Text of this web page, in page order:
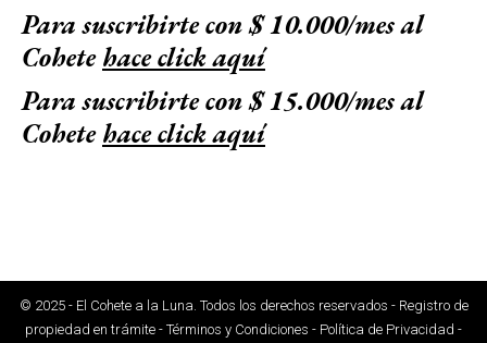
Para suscribirte con $ 10.000/mes al
Cohetehace click aquí
Para suscribirte con $ 15.000/mes al
Cohetehace click aquí
© 2025 - El Cohete a la Luna. Todos los derechos reservados - Registro de
propiedad en trámite - Términos y Condiciones - Política de Privacidad -